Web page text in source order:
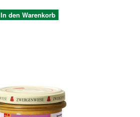
In den Warenkorb